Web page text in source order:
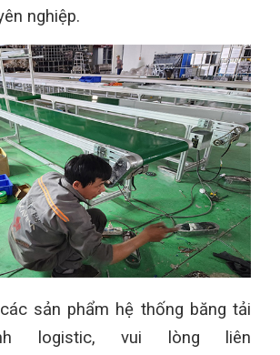
nghiệp.
sản phẩm hệ thống băng tải
logistic, vui lòng liên